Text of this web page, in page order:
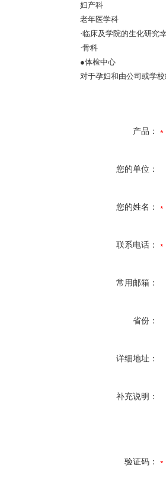
妇产科
老年医学科
·临床及学院的生化研究
·骨科
●体检中心
对于孕妇和由公司或学
产品：
您的单位：
您的姓名：
联系电话：
常用邮箱：
省份：
详细地址：
补充说明：
验证码：